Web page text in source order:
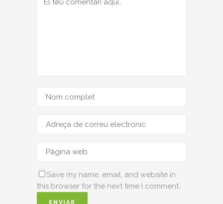
Save my name, email, and website in
this browser for the next time I comment.